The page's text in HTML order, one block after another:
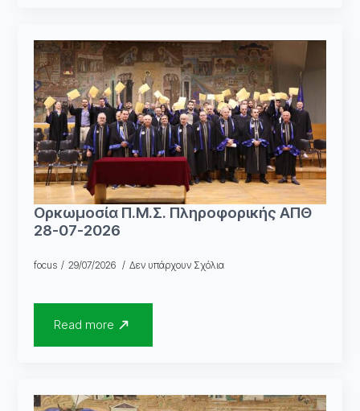
Ορκωμοσία Π.Μ.Σ. Πληροφορικής ΑΠΘ
28-07-2026
focus 29/07/2026 Δεν υπάρχουν Σχόλια
Read more